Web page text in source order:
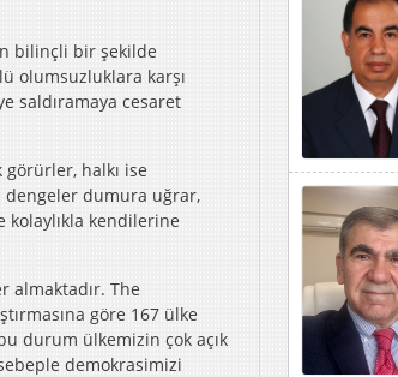
bilinçli bir şekilde
olumsuzluklara karşı
saldıramaya cesaret
halkı ise
dengeler dumura uğrar,
kolaylıkla kendilerine
almaktadır. The
göre 167 ülke
durum ülkemizin çok açık
demokrasimizi